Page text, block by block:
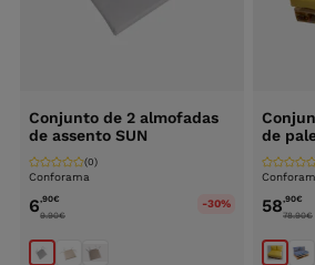
Conjunto de 2 almofadas
de assento SUN
Conforama
(0)
6,90€
9.90€
-30%
de
58,90€
78.90€